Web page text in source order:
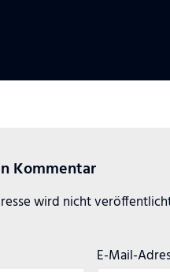
Kommentar
wird nicht
E-Mail-